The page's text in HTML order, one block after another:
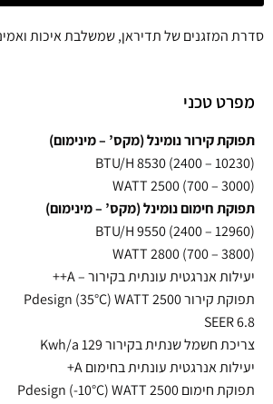
סדרת המזגנים של תדיראן, שמשלבת איכות
מפרט טכני
תפוקת קירור נומינל (מקס’ – מינימום)
BTU/H 8530 (2400 – 10230)
WATT 2500 (700 – 3000)
תפוקת חימום נומינל (מקס’ – מינימום)
BTU/H 9550 (2400 – 12960)
WATT 2800 (700 – 3800)
יעילות אנרגטית עונתית בקירור – A++
תפוקת קירור Pdesign (35°C) WATT 2500
SEER 6.8
צריכת חשמל שנתית בקירור Kwh/a 129
יעילות אנרגטית עונתית בחימום A+
תפוקת חימום Pdesign (-10°C) WATT 2500